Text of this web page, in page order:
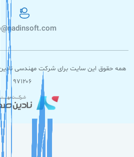
همه حقوق این سایت برای شرکت مهندسی
۹۷۱۲۰۶